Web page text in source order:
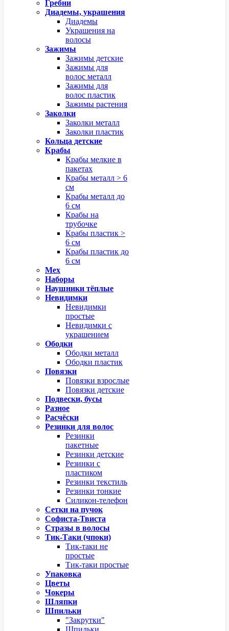
Гребни
Диадемы, украшения
Диадемы
Украшения на
волосы
Зажимы
Зажимы детские
Зажимы для
волос металл
Зажимы для
волос пластик
Зажимы растения
Заколки
Заколки металл
Заколки пластик
Кольца детские
Крабы
Крабы мелкие в
пакетах
Крабы металл > 6
см
Крабы металл до
6 см
Крабы на
трубочке
Крабы пластик >
6 см
Крабы пластик до
6 см
Мех
Наборы
Наушники тёплые
Невидимки
Невидимки
простые
Невидимки с
украшением
Ободки
Ободки металл
Ободки пластик
Повязки
Повязки взрослые
Повязки детские
Подвески, бусы
Разное
Расчёски
Резинки для волос
Резинки
пакетные
Резинки детские
Резинки с
пластиком
Резинки текстиль
Резинки тонкие
Силикон-телефон
Сетки на пучок
Софиста-Твиста
Стразы в волосы
Тик-Таки (чпоки)
Тик-таки не
простые
Тик-таки простые
Упаковка
Цветы
Чокеры
Шляпки
Шпильки
"Закрутки"
Шпильки